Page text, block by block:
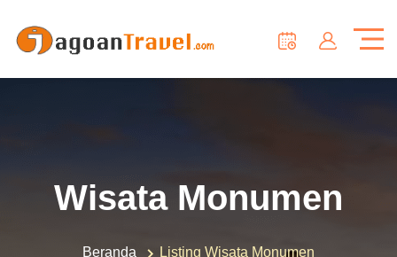
Wisata Monumen
Beranda Listing Wisata Monumen